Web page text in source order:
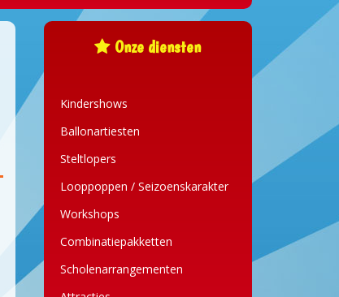
Onze diensten
Kindershows
Ballonartiesten
Steltlopers
Looppoppen / Seizoenskarakter
Workshops
Combinatiepakketten
Scholenarrangementen